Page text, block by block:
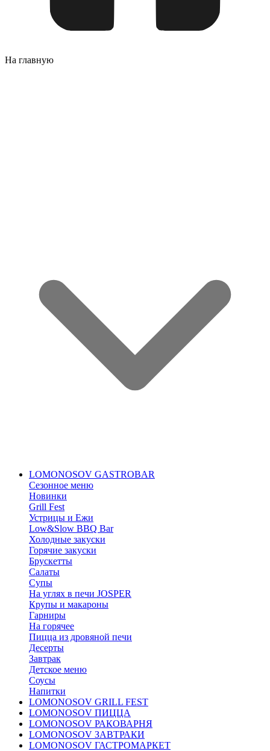
На главную
LOMONOSOV GASTROBAR
Сезонное меню
Новинки
Grill Fest
Устрицы и Ежи
Low&Slow BBQ Bar
Холодные закуски
Горячие закуски
Брускетты
Салаты
Супы
На углях в печи JOSPER
Крупы и макароны
Гарниры
На горячее
Пицца из дровяной печи
Десерты
Завтрак
Детское меню
Соусы
Напитки
LOMONOSOV GRILL FEST
LOMONOSOV ПИЦЦА
LOMONOSOV РАКОВАРНЯ
LOMONOSOV ЗАВТРАКИ
LOMONOSOV ГАСТРОМАРКЕТ